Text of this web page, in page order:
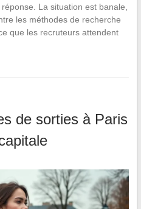
La situation est banale,
les méthodes de recherche
que les recruteurs attendent
de sorties à Paris